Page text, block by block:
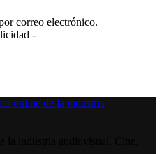
correo electrónico.
-